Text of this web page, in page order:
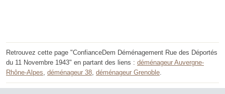
Retrouvez cette page "ConfianceDem Déménagement Rue des Déportés
du 11 Novembre 1943" en partant des liens : déménageur Auvergne-
Rhône-Alpes, déménageur 38, déménageur Grenoble.